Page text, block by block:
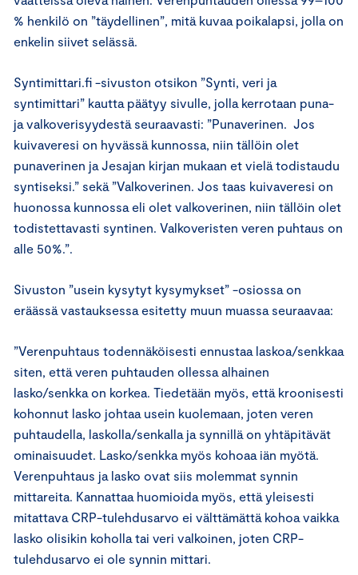
% henkilö on ”täydellinen”, mitä kuvaa poikalapsi, jolla on
enkelin siivet selässä.
Syntimittari.fi -sivuston otsikon ”Synti, veri ja
syntimittari” kautta päätyy sivulle, jolla kerrotaan puna-
ja valkoverisyydestä seuraavasti: ”Punaverinen. Jos
kuivaveresi on hyvässä kunnossa, niin tällöin olet
punaverinen ja Jesajan kirjan mukaan et vielä todistaudu
syntiseksi.” sekä ”Valkoverinen. Jos taas kuivaveresi on
huonossa kunnossa eli olet valkoverinen, niin tällöin olet
todistettavasti syntinen. Valkoveristen veren puhtaus on
alle 50%.”.
Sivuston ”usein kysytyt kysymykset” -osiossa on
eräässä vastauksessa esitetty muun muassa seuraavaa:
”Verenpuhtaus todennäköisesti ennustaa laskoa/senkkaa
siten, että veren puhtauden ollessa alhainen
lasko/senkka on korkea. Tiedetään myös, että kroonisesti
kohonnut lasko johtaa usein kuolemaan, joten veren
puhtaudella, laskolla/senkalla ja synnillä on yhtäpitävät
ominaisuudet. Lasko/senkka myös kohoaa iän myötä.
Verenpuhtaus ja lasko ovat siis molemmat synnin
mittareita. Kannattaa huomioida myös, että yleisesti
mitattava CRP-tulehdusarvo ei välttämättä kohoa vaikka
lasko olisikin koholla tai veri valkoinen, joten CRP-
tulehdusarvo ei ole synnin mittari.